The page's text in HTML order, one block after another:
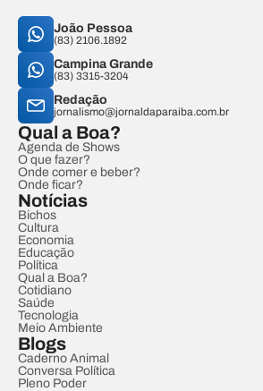
João Pessoa
(83) 2106.1892
Campina Grande
(83) 3315-3204
Redação
jornalismo@jornaldaparaiba.com.br
Qual a Boa?
Agenda de Shows
O que fazer?
Onde comer e beber?
Onde ficar?
Notícias
Bichos
Cultura
Economia
Educação
Política
Qual a Boa?
Cotidiano
Saúde
Tecnologia
Meio Ambiente
Blogs
Caderno Animal
Conversa Política
Pleno Poder